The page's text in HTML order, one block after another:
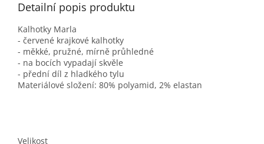
Detailní popis produktu
Kalhotky Marla
- červené krajkové kalhotky
- měkké, pružné, mírně průhledné
- na bocích vypadají skvěle
- přední díl z hladkého tylu
Materiálové složení: 80% polyamid, 2% elastan
Velikost